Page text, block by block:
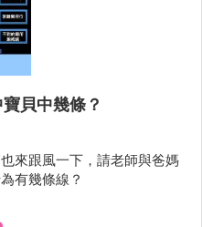
貝中幾條？
來跟風一下，請老師與爸媽
有幾條線？